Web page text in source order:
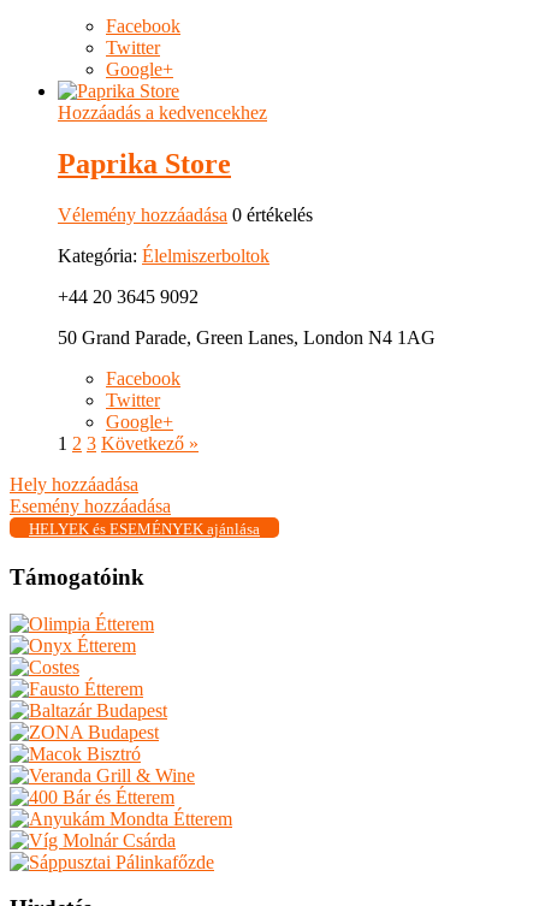
Facebook
Twitter
Google+
Hozzáadás a kedvencekhez
Paprika Store
Vélemény hozzáadása 0 értékelés
Kategória: Élelmiszerboltok
+44 20 3645 9092
50 Grand Parade, Green Lanes, London N4 1AG
Facebook
Twitter
Google+
1 2 3 Következő »
Hely hozzáadása
Esemény hozzáadása
HELYEK és ESEMÉNYEK ajánlása
Támogatóink